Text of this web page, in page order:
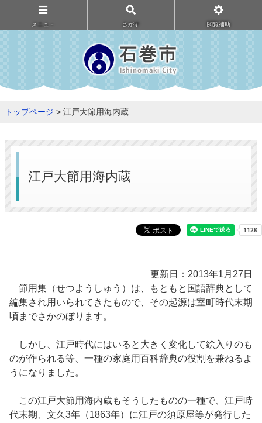
メニュ－ さがす 閲覧補助
トップページ > 江戸大節用海内蔵
江戸大節用海内蔵
更新日：2013年1月27日
節用集（せつようしゅう）は、もともと国語辞典として
編集され用いられてきたもので、その起源は室町時代末期
頃までさかのぼります。
しかし、江戸時代にはいると大きく変化して絵入りのも
のが作られる等、一種の家庭用百科辞典の役割を兼ねるよ
うになりました。
この江戸大節用海内蔵もそうしたものの一種で、江戸時
代末期、文久3年（1863年）に江戸の須原屋等が発行した